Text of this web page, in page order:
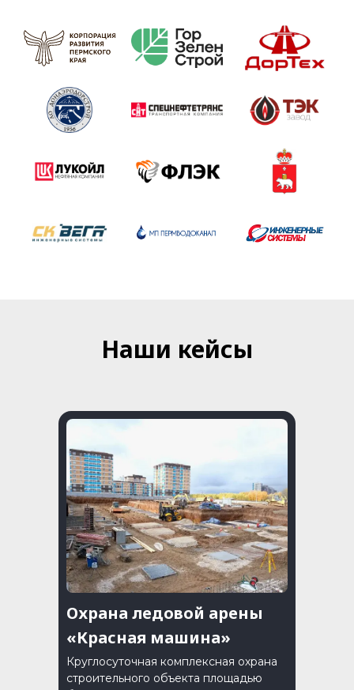
Наши кейсы
Охрана ледовой арены
«Красная машина»
Круглосуточная комплексная охрана
строительного объекта площадью